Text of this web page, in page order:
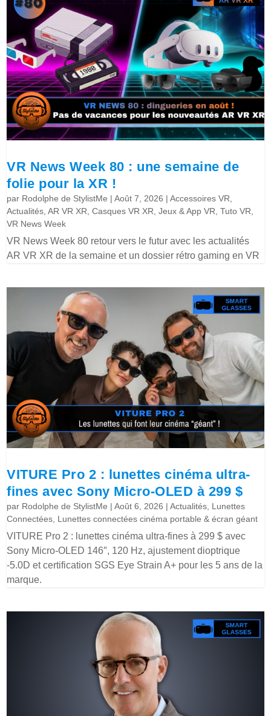
VR News Week 80 : une semaine de
folie pour la XR !
par Rodolphe de StylistMe |Août 7, 2026 |Accessoires VR
Actualités ,AR VR XR ,Casques VR XR ,Jeux & App VR ,Tuto VR
VR News Week
VR News Week 80 retour vers le futur avec les actualités
AR VR XR de la semaine et un dossier rétro gaming en VR
VITURE Pro 2 : lunettes cinéma ultra-
fines avec Sony Micro-OLED à 299 $
par Rodolphe de StylistMe |Août 6, 2026 |Actualités Lunettes
Connectées Lunettes connectées cinéma portable & écran géant
VITURE Pro 2 : lunettes cinéma ultra-fines à 299 $ avec
Sony Micro-OLED 146″, 120 Hz, ajustement dioptrique
-5.0D et certification SGS Eye Strain A+ pour les 5 ans de la
marque.